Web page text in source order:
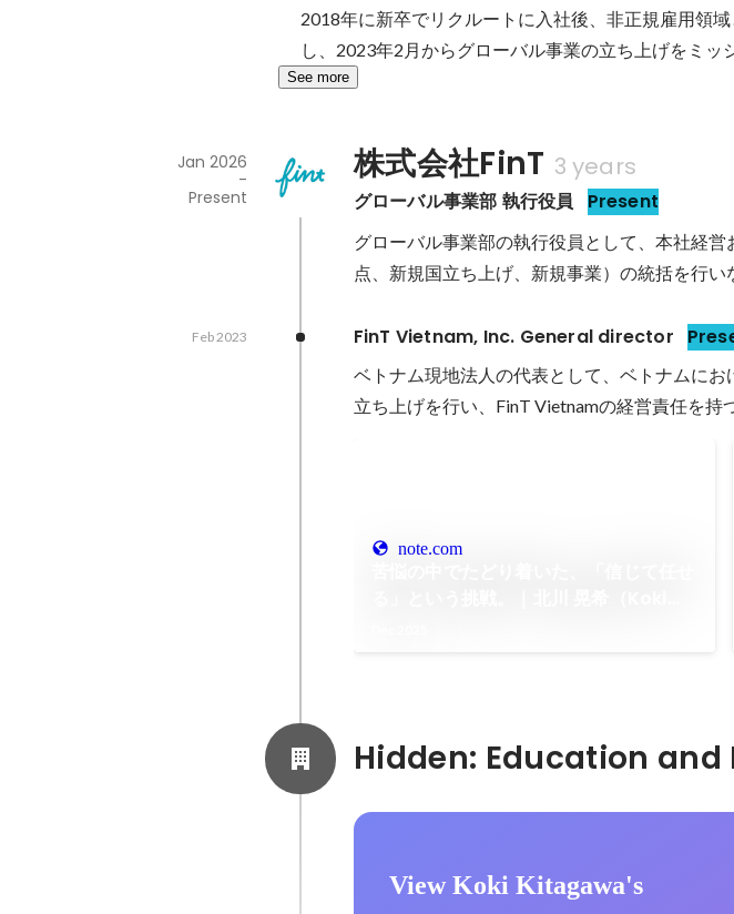
2018年に新卒でリクルートに入社後、非正規雇用領
し、2023年2月からグローバル事業の立ち上げをミッ
See more
株式会社FinT 3 years
グローバル事業部 執行役員 Present
Jan 2026
-
Present
グローバル事業部の執行役員として、本社経
点、新規国立ち上げ、新規事業）の統括を行い
FinT Vietnam, Inc. General director
Feb 2023
ベトナム現地法人の代表として、ベトナムに
立ち上げを行い、FinT Vietnamの経営責任を持
note.com
View Koki Kitagawa's